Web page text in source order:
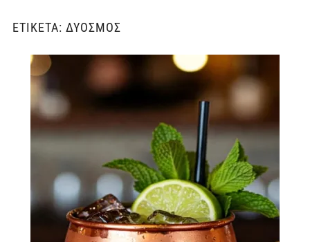
ΕΤΙΚΈΤΑ: ΔΥΌΣΜΟΣ